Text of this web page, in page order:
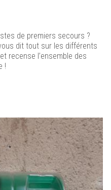
de premiers secours ?
dit tout sur les différents
recense l’ensemble des
!